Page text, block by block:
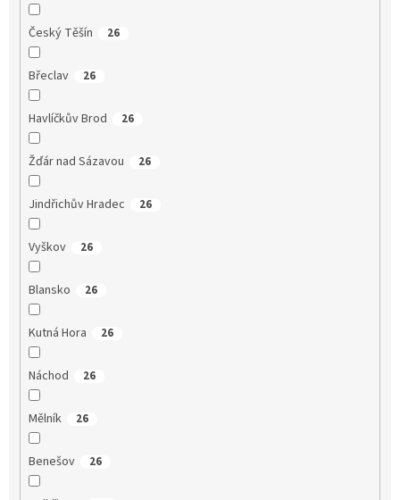
Český Těšín 26
Břeclav 26
Havlíčkův Brod 26
Žďár nad Sázavou 26
Jindřichův Hradec 26
Vyškov 26
Blansko 26
Kutná Hora 26
Náchod 26
Mělník 26
Benešov 26